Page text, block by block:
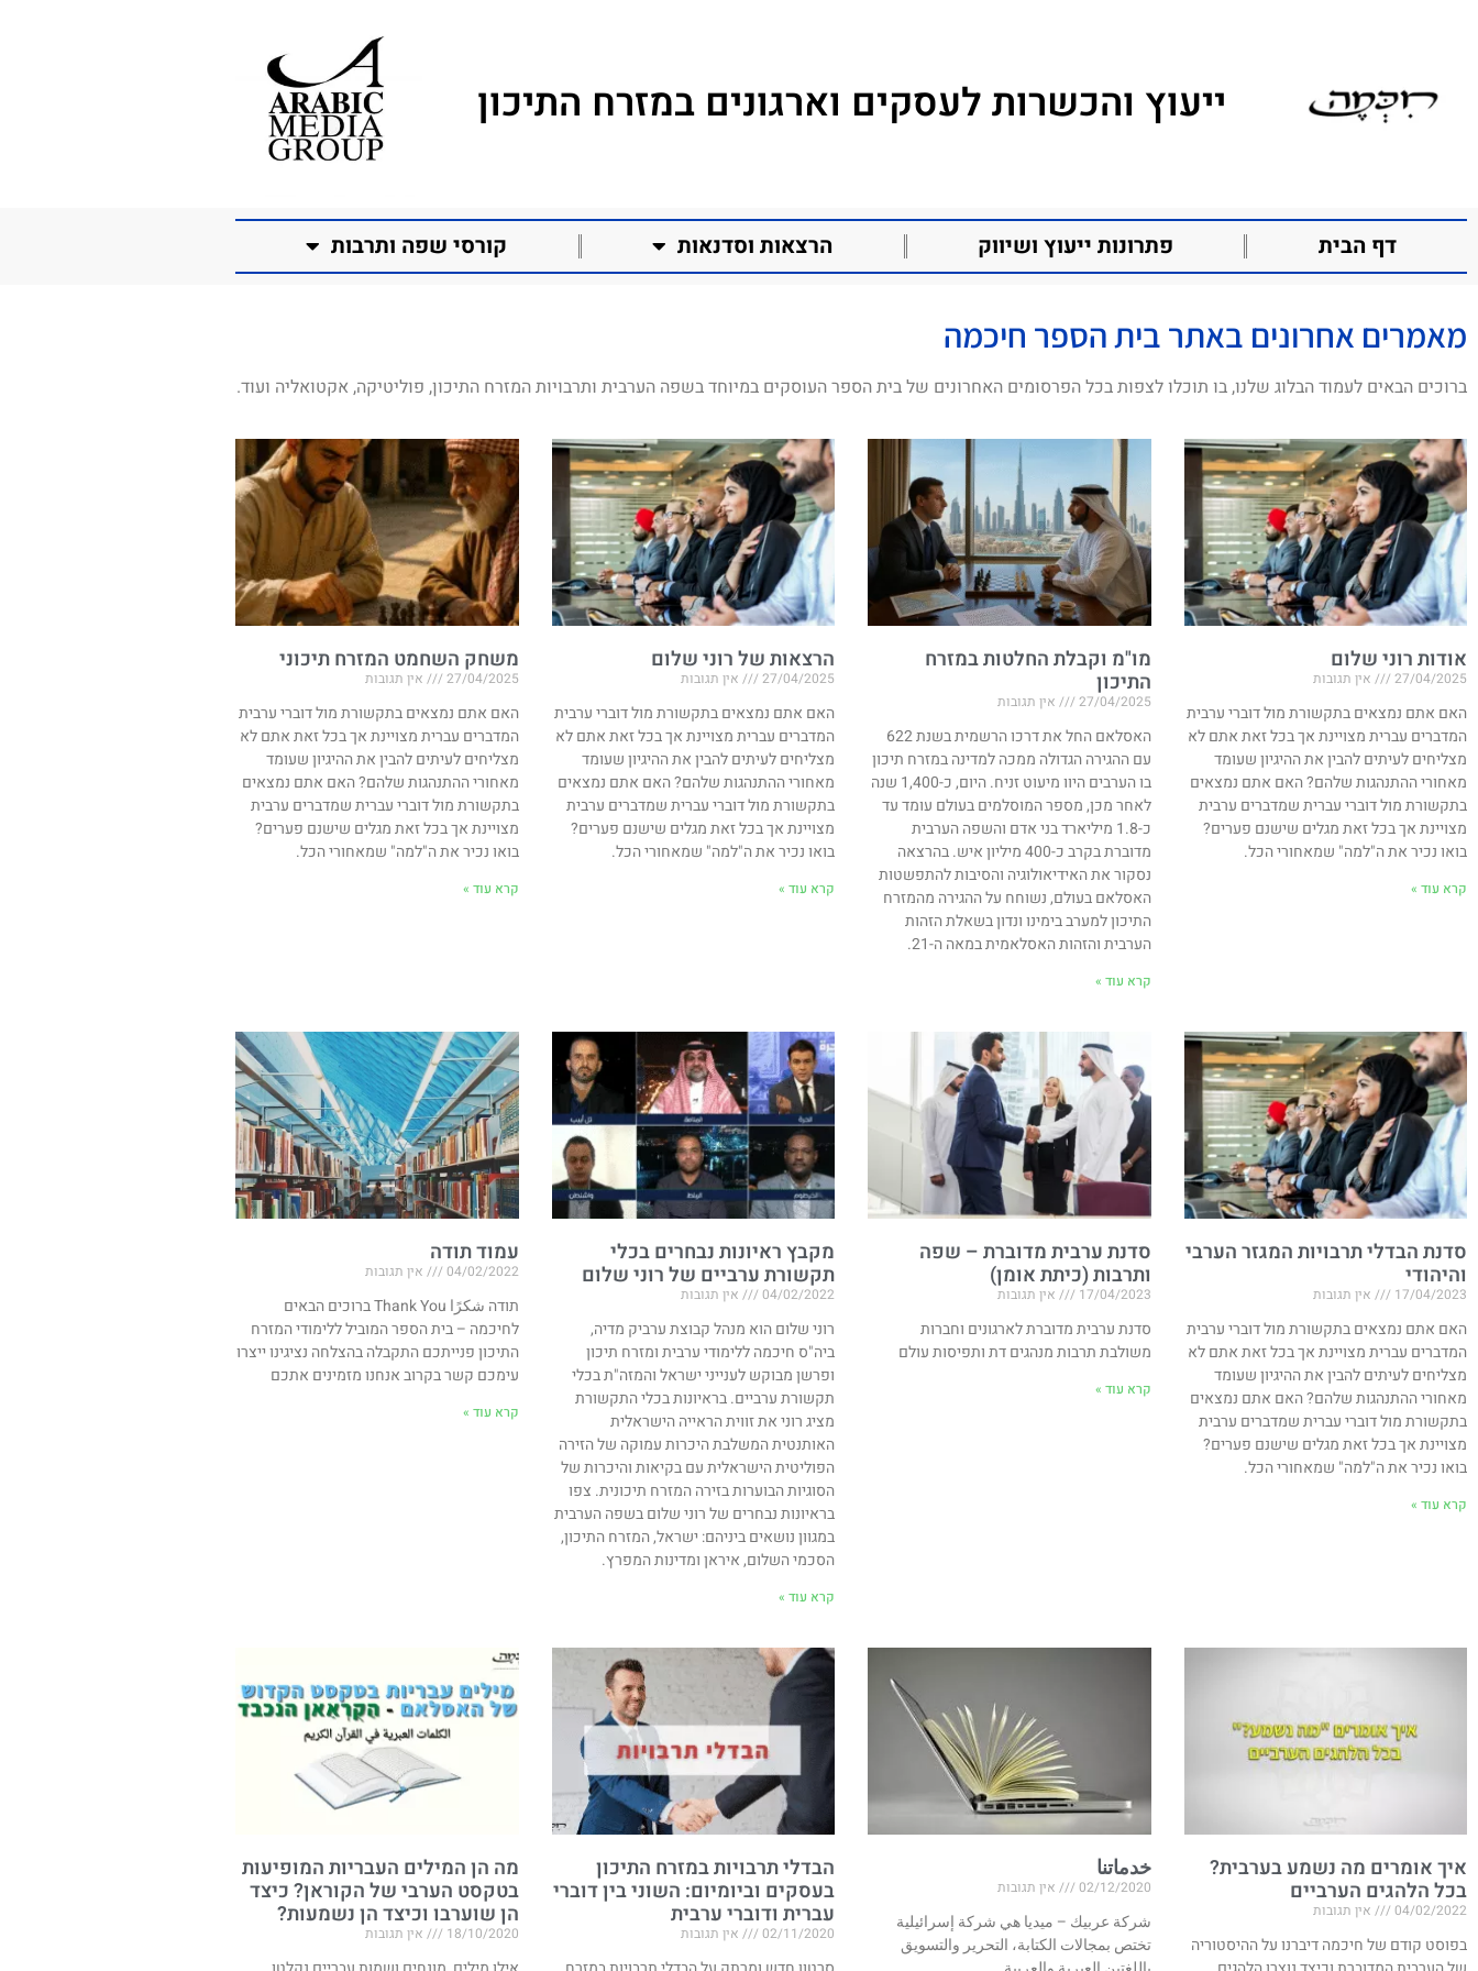
ייעוץ והכשרות לעסקים וארגונים במזרח התיכון
דף הבית פתרונות ייעוץ ושיווק הרצאות וסדנאות קורסי שפה ותרבות
מאמרים אחרונים באתר בית הספר חיכמה
ברוכים הבאים לעמוד הבלוג שלנו, בו תוכלו לצפות בכל הפרסומים האחרונים של בית הספר העוסקים במיוחד בשפה הערבית ותרבויות המזרח התיכון, פוליטיקה, אקטואליה ועוד.
אודות רוני שלום
27/04/2025 אין תגובות
האם אתם נמצאים בתקשורת מול דוברי ערבית
המדברים עברית מצויינת אך בכל זאת אתם לא
מצליחים לעיתים להבין את ההיגיון שעומד
מאחורי ההתנהגות שלהם? האם אתם נמצאים
בתקשורת מול דוברי עברית שמדברים ערבית
מצויינת אך בכל זאת מגלים שישנם פערים?
בואו נכיר את ה"למה" שמאחורי הכל.
קרא עוד »
מו"מ וקבלת החלטות במזרח
התיכון
27/04/2025 אין תגובות
האסלאם החל את דרכו הרשמית בשנת 622
עם ההגירה הגדולה ממכה למדינה במזרח תיכון
בו הערבים היוו מיעוט זניח. היום, כ-1,400 שנה
לאחר מכן, מספר המוסלמים בעולם עומד עד
כ-1.8 מיליארד בני אדם והשפה הערבית
מדוברת בקרב כ-400 מיליון איש. בהרצאה
נסקור את האידיאולוגיה והסיבות להתפשטות
האסלאם בעולם, נשוחח על ההגירה מהמזרח
התיכון למערב בימינו ונדון בשאלת הזהות
הערבית והזהות האסלאמית במאה ה-21.
קרא עוד »
הרצאות של רוני שלום
27/04/2025 אין תגובות
האם אתם נמצאים בתקשורת מול דוברי ערבית
המדברים עברית מצויינת אך בכל זאת אתם לא
מצליחים לעיתים להבין את ההיגיון שעומד
מאחורי ההתנהגות שלהם? האם אתם נמצאים
בתקשורת מול דוברי עברית שמדברים ערבית
מצויינת אך בכל זאת מגלים שישנם פערים?
בואו נכיר את ה"למה" שמאחורי הכל.
קרא עוד »
משחק השחמט המזרח תיכוני
27/04/2025 אין תגובות
האם אתם נמצאים בתקשורת מול דוברי ערבית
המדברים עברית מצויינת אך בכל זאת אתם לא
מצליחים לעיתים להבין את ההיגיון שעומד
מאחורי ההתנהגות שלהם? האם אתם נמצאים
בתקשורת מול דוברי עברית שמדברים ערבית
מצויינת אך בכל זאת מגלים שישנם פערים?
בואו נכיר את ה"למה" שמאחורי הכל.
קרא עוד »
סדנת הבדלי תרבויות המגזר הערבי
והיהודי
17/04/2023 אין תגובות
האם אתם נמצאים בתקשורת מול דוברי ערבית
המדברים עברית מצויינת אך בכל זאת אתם לא
מצליחים לעיתים להבין את ההיגיון שעומד
מאחורי ההתנהגות שלהם? האם אתם נמצאים
בתקשורת מול דוברי עברית שמדברים ערבית
מצויינת אך בכל זאת מגלים שישנם פערים?
בואו נכיר את ה"למה" שמאחורי הכל.
קרא עוד »
סדנת ערבית מדוברת – שפה
ותרבות (כיתת אומן)
17/04/2023 אין תגובות
סדנת ערבית מדוברת לארגונים וחברות
משולבת תרבות מנהגים דת ותפיסות עולם
קרא עוד »
מקבץ ראיונות נבחרים בכלי
תקשורת ערביים של רוני שלום
04/02/2022 אין תגובות
רוני שלום הוא מנהל קבוצת ערביק מדיה,
ביה"ס חיכמה ללימודי ערבית ומזרח תיכון
ופרשן מבוקש לענייני ישראל והמזה"ת בכלי
תקשורת ערביים. בראיונות בכלי התקשורת
מציג רוני את זווית הראייה הישראלית
האותנטית המשלבת היכרות עמוקה של הזירה
הפוליטית הישראלית עם בקיאות והיכרות של
הסוגיות הבוערות בזירה המזרח תיכונית. צפו
בראיונות נבחרים של רוני שלום בשפה הערבית
במגוון נושאים ביניהם: ישראל, המזרח התיכון,
הסכמי השלום, איראן ומדינות המפרץ.
קרא עוד »
עמוד תודה
04/02/2022 אין תגובות
תודה شكرًا Thank You ברוכים הבאים
לחיכמה – בית הספר המוביל ללימודי המזרח
התיכון פנייתכם התקבלה בהצלחה נציגינו ייצרו
עימכם קשר בקרוב אנחנו מזמינים אתכם
קרא עוד »
איך אומרים מה נשמע בערבית?
בכל הלהגים הערביים
04/02/2022 אין תגובות
בפוסט קודם של חיכמה דיברנו על ההיסטוריה
خدماتنا
02/12/2020 אין תגובות
شركة عربيك – ميديا هي شركة إسرائيلية
تختص بمجالات الكتابة، التحرير والتسويق
הבדלי תרבויות במזרח התיכון
בעסקים וביומיום: השוני בין דוברי
עברית ודוברי ערבית
02/11/2020 אין תגובות
מה הן המילים העבריות המופיעות
בטקסט הערבי של הקוראן? כיצד
הן שוערבו וכיצד הן נשמעות?
18/10/2020 אין תגובות